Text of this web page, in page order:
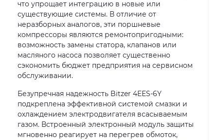
что упрощает интеграцию в новые или
существующие системы. В отличие от
неразборных аналогов, эти поршневые
компрессоры являются ремонтопригодными:
возможность замены статора, клапанов или
масляного насоса позволяет существенно
сэкономить бюджет предприятия на сервисном
обслуживании.
Безупречная надежность Bitzer 4EES-6Y
подкреплена эффективной системой смазки и
охлаждением электродвигателя всасываемым
газом. Встроенный электронный модуль защиты
мгновенно реагирует на перегрев обмоток,